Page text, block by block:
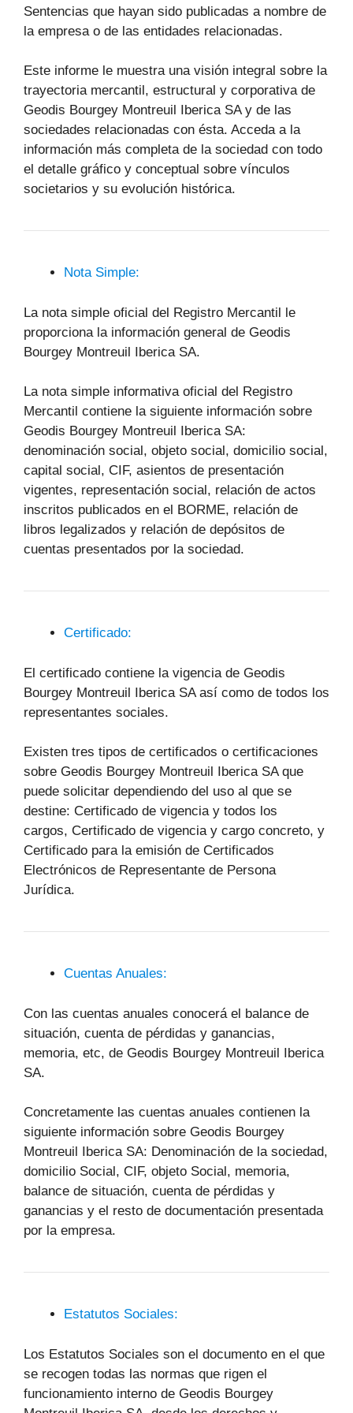
Sentencias que hayan sido publicadas a nombre de
la empresa o de las entidades relacionadas.
Este informe le muestra una visión integral sobre la
trayectoria mercantil, estructural y corporativa de
Geodis Bourgey Montreuil Iberica SA y de las
sociedades relacionadas con ésta. Acceda a la
información más completa de la sociedad con todo
el detalle gráfico y conceptual sobre vínculos
societarios y su evolución histórica.
Nota Simple:
La nota simple oficial del Registro Mercantil le
proporciona la información general de Geodis
Bourgey Montreuil Iberica SA.
La nota simple informativa oficial del Registro
Mercantil contiene la siguiente información sobre
Geodis Bourgey Montreuil Iberica SA:
denominación social, objeto social, domicilio social,
capital social, CIF, asientos de presentación
vigentes, representación social, relación de actos
inscritos publicados en el BORME, relación de
libros legalizados y relación de depósitos de
cuentas presentados por la sociedad.
Certificado:
El certificado contiene la vigencia de Geodis
Bourgey Montreuil Iberica SA así como de todos los
representantes sociales.
Existen tres tipos de certificados o certificaciones
sobre Geodis Bourgey Montreuil Iberica SA que
puede solicitar dependiendo del uso al que se
destine: Certificado de vigencia y todos los
cargos, Certificado de vigencia y cargo concreto, y
Certificado para la emisión de Certificados
Electrónicos de Representante de Persona
Jurídica.
Cuentas Anuales:
Con las cuentas anuales conocerá el balance de
situación, cuenta de pérdidas y ganancias,
memoria, etc, de Geodis Bourgey Montreuil Iberica
SA.
Concretamente las cuentas anuales contienen la
siguiente información sobre Geodis Bourgey
Montreuil Iberica SA: Denominación de la sociedad,
domicilio Social, CIF, objeto Social, memoria,
balance de situación, cuenta de pérdidas y
ganancias y el resto de documentación presentada
por la empresa.
Estatutos Sociales:
Los Estatutos Sociales son el documento en el que
se recogen todas las normas que rigen el
funcionamiento interno de Geodis Bourgey